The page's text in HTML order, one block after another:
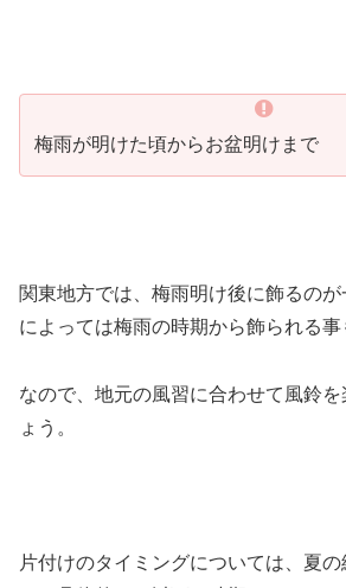
梅雨が明けた頃からお盆明けまで
関東地方では、梅雨明け後に飾るの
によっては梅雨の時期から飾られる事
なので、地元の風習に合わせて風鈴
ょう。
片付けのタイミングについては、夏